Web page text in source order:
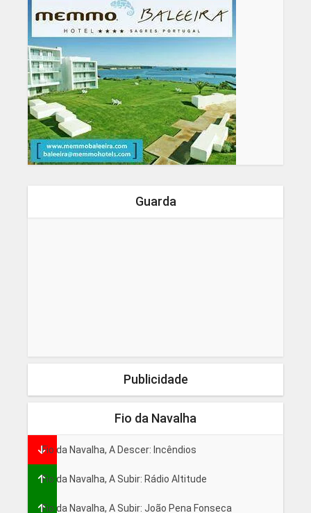
Guarda
Publicidade
Fio da Navalha
Fio da Navalha, A Descer: Incêndios
Fio da Navalha, A Subir: Rádio Altitude
Fio da Navalha, A Subir: João Pena Fonseca